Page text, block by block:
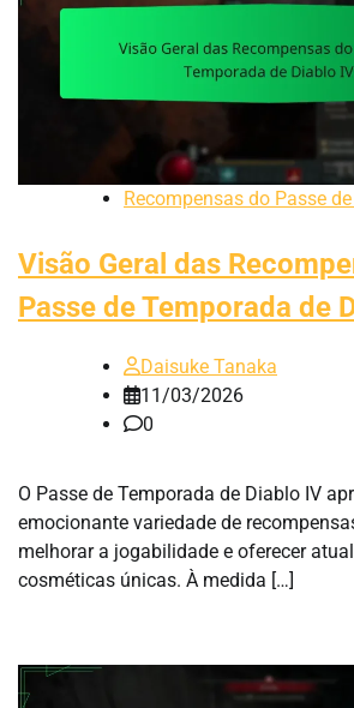
Recompensas do Passe
Visão Geral das
Passe de Temporada de
Daisuke Tanaka
11/03/2026
0
O Passe de Temporada de Diablo IV
emocionante variedade de
melhorar a jogabilidade e oferecer
cosméticas únicas. À medida […]